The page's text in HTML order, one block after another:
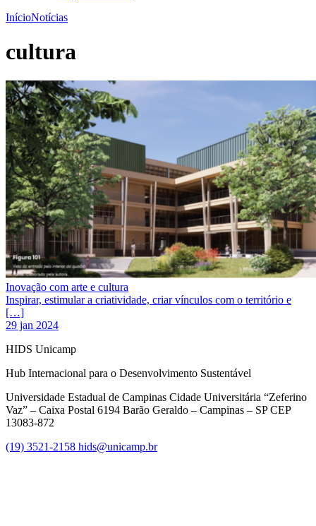
InícioNotícias
cultura
Inovação com arte e cultura
Inspirar, estimular a criatividade, criar vínculos com o território e
[…]
29 jan 2024
HIDS Unicamp
Hub Internacional para o Desenvolvimento Sustentável
Universidade Estadual de Campinas Cidade Universitária “Zeferino
Vaz” – Caixa Postal 6194 Barão Geraldo – Campinas – SP CEP
13083-872
(19) 3521-2158 hids@unicamp.br